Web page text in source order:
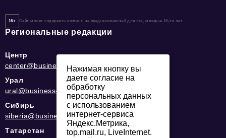
16+ Сайт может содержать контент, не предназначенный для лиц младше 16-ти лет.
Региональные редакции
Центр
center@business-magazine.online
Урал
ural@business-magazine.online
Сибирь
siberia@business-magazine.online
Татарстан
Нажимая кнопку вы
даете согласие на
обработку
персональных данных
с использованием
интернет-сервиса
Яндекс.Метрика,
top.mail.ru, LiveInternet.